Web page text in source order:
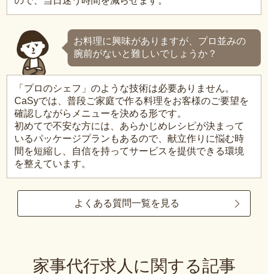
お料理に興味がありますが、プロ並みの
腕前がないと難しいでしょうか？
「プロのシェフ」のような技術は必要ありません。
CaSyでは、普段ご家庭で作る料理をお客様のご要望を
確認しながらメニューを決める形です。
初めてで不安な方には、あらかじめレシピが決まって
いるパッケージプランもあるので、献立作りに悩む時
間を短縮し、自信を持ってサービスを提供できる環境
を整えています。
よくある質問一覧を見る
家事代行求人に関する記事